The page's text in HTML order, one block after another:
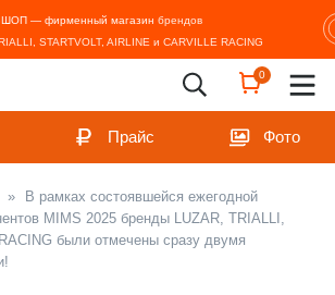
— фирменный магазин брендов
STARTVOLT, AIRLINE и CARVILLE RACING
0
Прайс Фото
»
В рамках состоявшейся ежегодной
MIMS 2025 бренды LUZAR, TRIALLI,
были отмечены сразу двумя